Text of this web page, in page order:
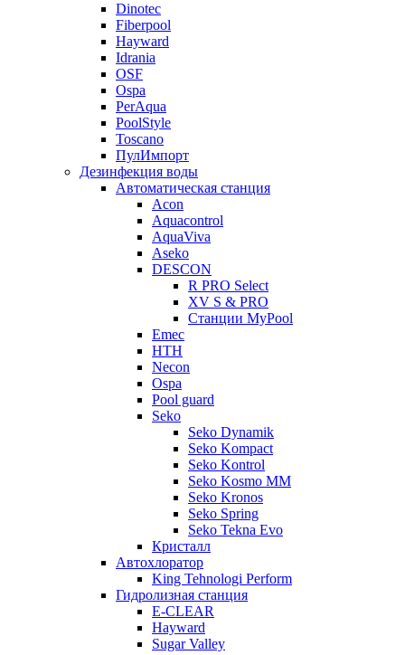
Dinotec
Fiberpool
Hayward
Idrania
OSF
Ospa
PerAqua
PoolStyle
Toscano
ПулИмпорт
Дезинфекция воды
Автоматическая станция
Acon
Aquacontrol
AquaViva
Aseko
DESCON
R PRO Select
XV S & PRO
Станции MyPool
Emec
HTH
Necon
Ospa
Pool guard
Seko
Seko Dynamik
Seko Kompact
Seko Kontrol
Seko Kosmo MM
Seko Kronos
Seko Spring
Seko Tekna Evo
Кристалл
Автохлоратор
King Tehnologi Perform
Гидролизная станция
E-CLEAR
Hayward
Sugar Valley